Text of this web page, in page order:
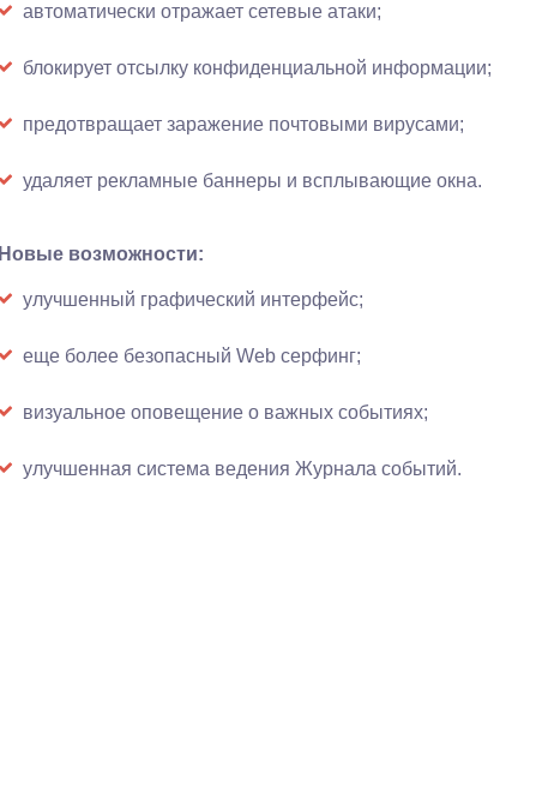
автоматически отражает сетевые атаки;
блокирует отсылку конфиденциальной информации;
предотвращает заражение почтовыми вирусами;
удаляет рекламные баннеры и всплывающие окна.
Новые возможности:
улучшенный графический интерфейс;
еще более безопасный Web серфинг;
визуальное оповещение о важных событиях;
улучшенная система ведения Журнала событий.